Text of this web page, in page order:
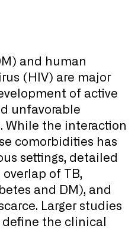
and human
(HIV) are major
of active
unfavorable
While the interaction
comorbidities has
settings, detailed
of TB,
and DM), and
Larger studies
the clinical